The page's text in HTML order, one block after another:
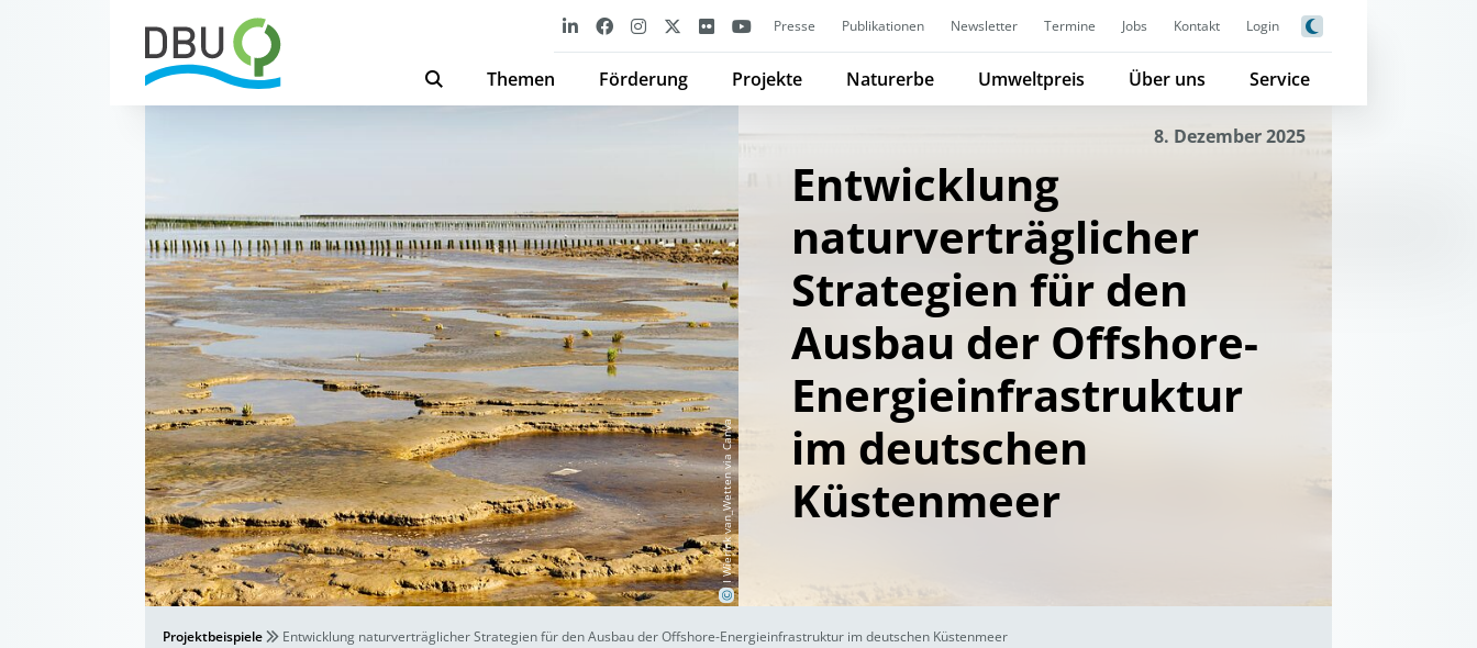
Presse Publikationen Newsletter Termine Jobs Kontakt Login
Themen Förderung Projekte Naturerbe Umweltpreis Über uns Service
©
I Wierink van_Wetten via Canva
8. Dezember 2025
Entwicklung
naturverträglicher
Strategien für den
Ausbau der Offshore-
Energieinfrastruktur
im deutschen
Küstenmeer
Projektbeispiele Entwicklung naturverträglicher Strategien für den Ausbau der Offshore-Energieinfrastruktur im deutschen Küstenmeer